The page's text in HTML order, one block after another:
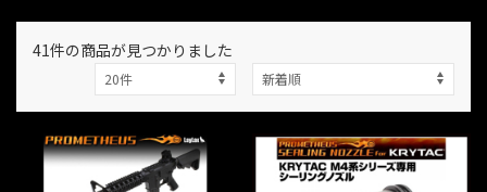
41件の商品が見つかりました